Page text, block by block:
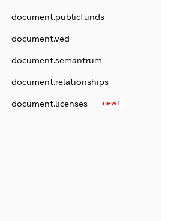
document.publicfunds
document.ved
document.semantrum
document.relationships
document.licenses new!